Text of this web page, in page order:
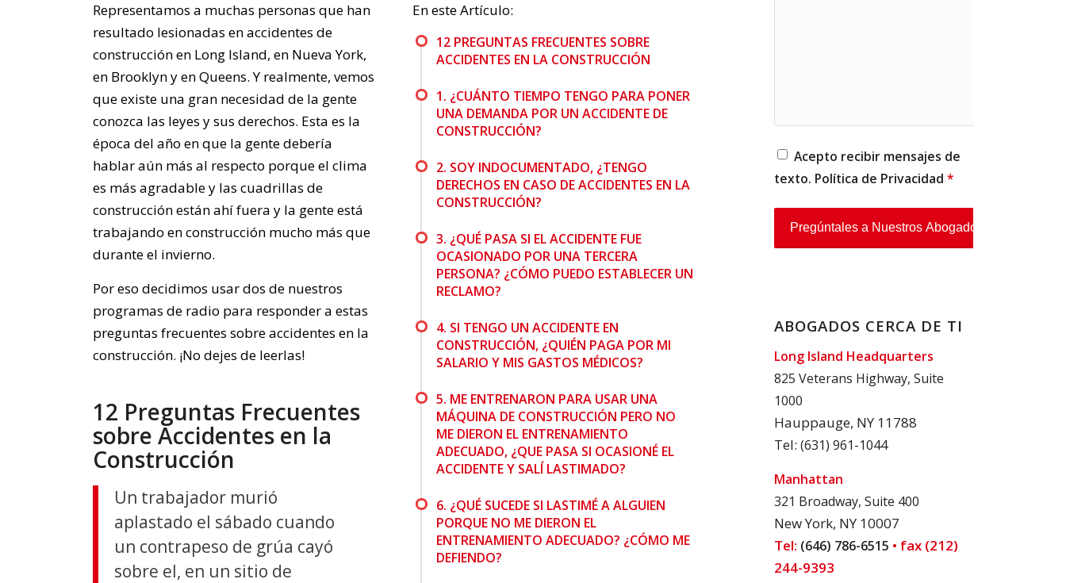
Representamos a muchas personas que han
resultado lesionadas en accidentes de
construcción en Long Island, en Nueva York,
en Brooklyn y en Queens. Y realmente, vemos
que existe una gran necesidad de la gente
conozca las leyes y sus derechos. Esta es la
época del año en que la gente debería
hablar aún más al respecto porque el clima
es más agradable y las cuadrillas de
construcción están ahí fuera y la gente está
trabajando en construcción mucho más que
durante el invierno.
Por eso decidimos usar dos de nuestros
programas de radio para responder a estas
preguntas frecuentes sobre accidentes en la
construcción. ¡No dejes de leerlas!
12 Preguntas Frecuentes
sobre Accidentes en la
Construcción
Un trabajador murió
aplastado el sábado cuando
un contrapeso de grúa cayó
sobre el, en un sitio de
En este Artículo:
12 PREGUNTAS FRECUENTES SOBRE
ACCIDENTES EN LA CONSTRUCCIÓN
1. ¿CUÁNTO TIEMPO TENGO PARA PONER
UNA DEMANDA POR UN ACCIDENTE DE
CONSTRUCCIÓN?
2. SOY INDOCUMENTADO, ¿TENGO
DERECHOS EN CASO DE ACCIDENTES EN LA
CONSTRUCCIÓN?
3. ¿QUÉ PASA SI EL ACCIDENTE FUE
OCASIONADO POR UNA TERCERA
PERSONA? ¿CÓMO PUEDO ESTABLECER UN
RECLAMO?
4. SI TENGO UN ACCIDENTE EN
CONSTRUCCIÓN, ¿QUIÉN PAGA POR MI
SALARIO Y MIS GASTOS MÉDICOS?
5. ME ENTRENARON PARA USAR UNA
MÁQUINA DE CONSTRUCCIÓN PERO NO
ME DIERON EL ENTRENAMIENTO
ADECUADO, ¿QUE PASA SI OCASIONÉ EL
ACCIDENTE Y SALÍ LASTIMADO?
6. ¿QUÉ SUCEDE SI LASTIMÉ A ALGUIEN
PORQUE NO ME DIERON EL
ENTRENAMIENTO ADECUADO? ¿CÓMO ME
DEFIENDO?
Acepto recibir mensajes de
texto. Política de Privacidad *
ABOGADOS CERCA DE TI
Long Island Headquarters
825 Veterans Highway, Suite
1000
Hauppauge, NY 11788
Tel:(631) 961-1044
Manhattan
321 Broadway, Suite 400
New York, NY 10007
Tel: (646) 786-6515 • fax (212)
244-9393